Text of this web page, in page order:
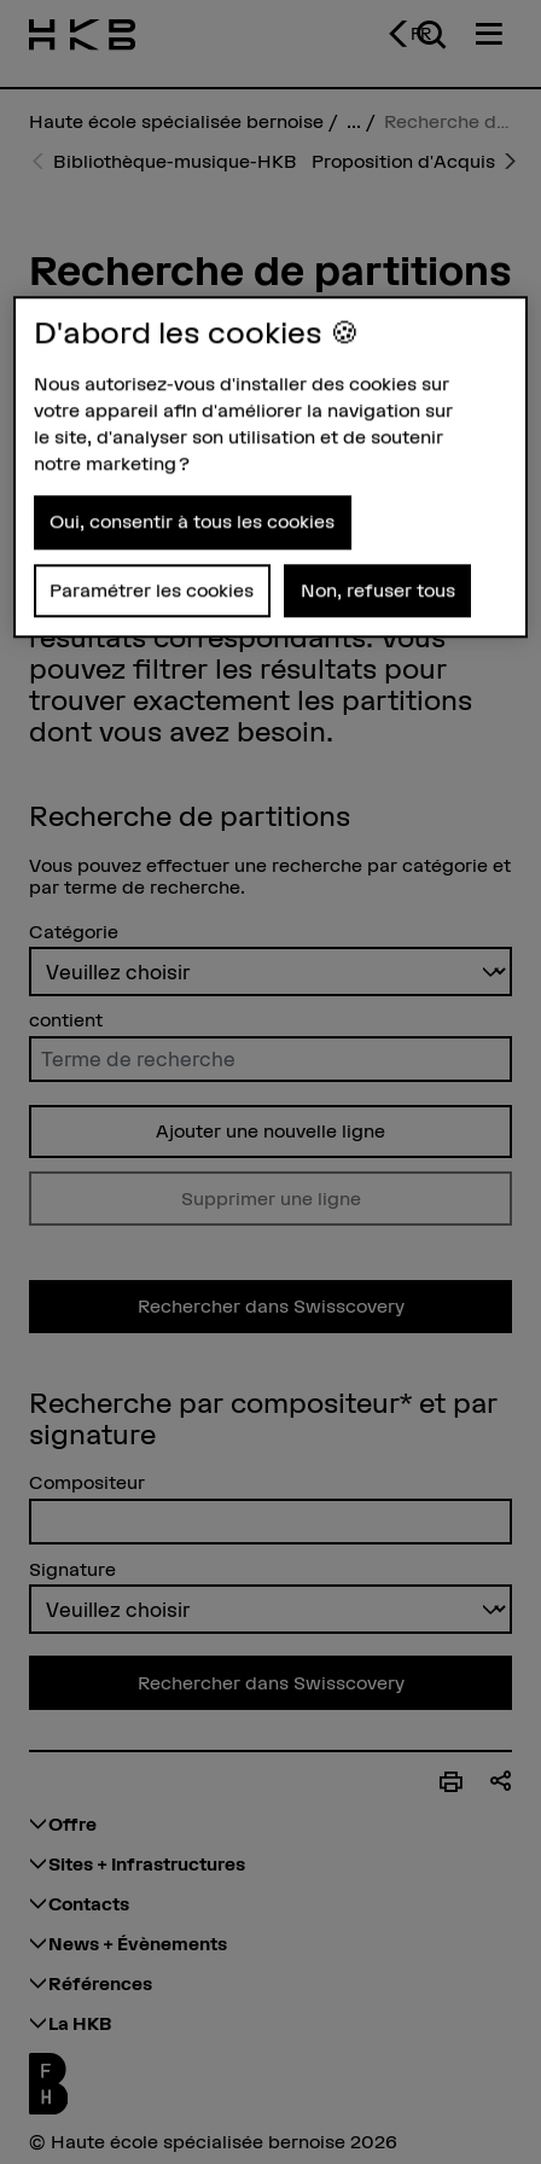
FR
Haute école spécialisée bernoise ...
u
s
Bibliothèque-musique-HKB
Proposition d'Acquisition
Recherche de partitions
Avec la recherche de partitions
pratique, vous pouvez rechercher
des œuvres de manière ciblée - que
ce soit par titre, compositeur*,
instrumentation ou mots-clés.
Voici comment cela fonctionne : il
vous suffit de saisir un terme de
recherche dans le champ de saisie
pour obtenir une liste claire de
résultats correspondants. Vous
pouvez filtrer les résultats pour
trouver exactement les partitions
dont vous avez besoin.
Recherche de partitions
Vous pouvez effectuer une recherche par catégorie et
par terme de recherche.
Catégorie
contient
Ajouter une nouvelle ligne
Supprimer une ligne
Rechercher dans Swisscovery
Recherche par compositeur* et par
signature
Compositeur
Signature
Rechercher dans Swisscovery
Offre
Sites + Infrastructures
Contacts
News + Évènements
Références
La HKB
© Haute école spécialisée bernoise 2026
D'abord les cookies 🍪
Nous autorisez-vous d'installer des cookies sur
votre appareil afin d'améliorer la navigation sur
le site, d'analyser son utilisation et de soutenir
notre marketing ?
Oui, consentir à tous les cookies
Paramétrer les cookies Non, refuser tous